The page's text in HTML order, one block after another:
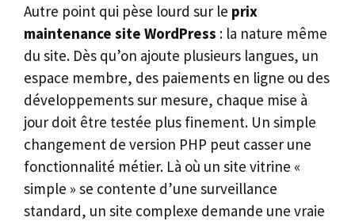
Autre point qui pèse lourd sur le prix
maintenance site WordPress : la nature même
du site. Dès qu’on ajoute plusieurs langues, un
espace membre, des paiements en ligne ou des
développements sur mesure, chaque mise à
jour doit être testée plus finement. Un simple
changement de version PHP peut casser une
fonctionnalité métier. Là où un site vitrine «
simple » se contente d’une surveillance
standard, un site complexe demande une vraie